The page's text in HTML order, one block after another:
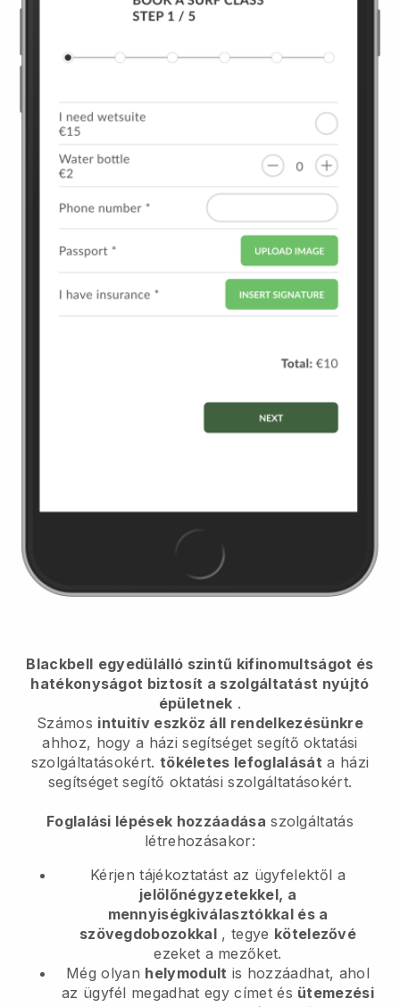
Blackbell egyedülálló szintű kifinomultságot és
hatékonyságot biztosít a szolgáltatást nyújtó
épületnek .
Számos intuitív eszköz áll rendelkezésünkre
ahhoz, hogya házi segítséget segítő oktatási
szolgáltatásokért. tökéletes lefoglalását a házi
segítséget segítő oktatási szolgáltatásokért.
Foglalási lépések hozzáadása szolgáltatás
létrehozásakor:
Kérjen tájékoztatást az ügyfelektől a
jelölőnégyzetekkel, a
mennyiségkiválasztókkal és a
szövegdobozokkal , tegye kötelezővé
ezeket a mezőket.
Még olyan helymodult is hozzáadhat, ahol
az ügyfél megadhat egy címet és ütemezési